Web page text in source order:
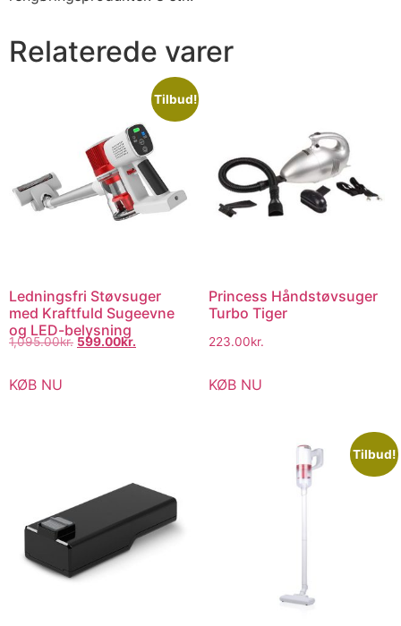
Relaterede varer
Tilbud!
Ledningsfri Støvsuger
med Kraftfuld Sugeevne
og LED-belysning
1,095.00kr. 599.00kr.
KØB NU
Princess Håndstøvsuger
Turbo Tiger
223.00kr.
KØB NU
Tilbud!